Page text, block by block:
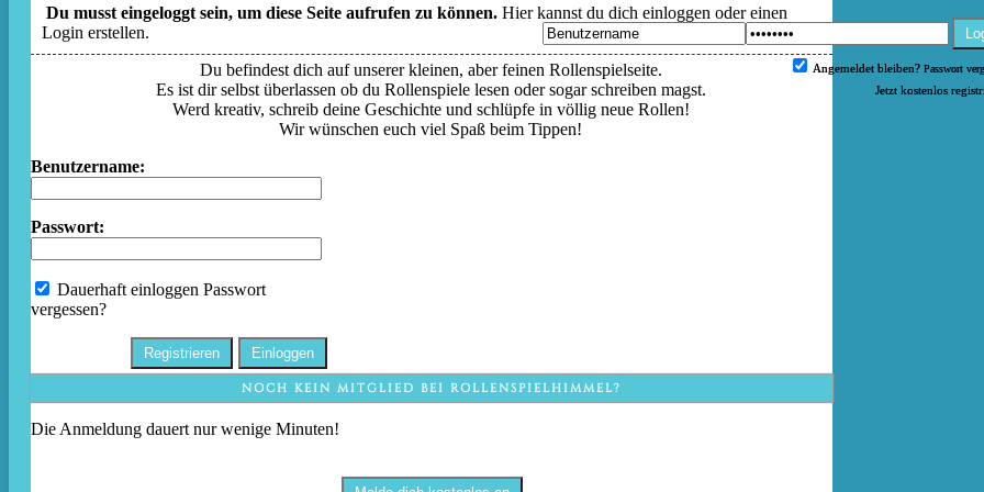
Angemeldet bleiben? Passwort
Jetzt kostenlos
Du musst eingeloggt sein, um diese Seite aufrufen zu können. Hier kannst du dich einloggen oder einen
Login erstellen.
Du befindest dich auf unserer kleinen, aber feinen Rollenspielseite.
Es ist dir selbst überlassen ob du Rollenspiele lesen oder sogar schreiben magst.
Werd kreativ, schreib deine Geschichte und schlüpfe in völlig neue Rollen!
Wir wünschen euch viel Spaß beim Tippen!
Benutzername:
Passwort:
Dauerhaft einloggen Passwort
vergessen?
NOCH KEIN MITGLIED BEI ROLLENSPIELHIMMEL?
Die Anmeldung dauert nur wenige Minuten!